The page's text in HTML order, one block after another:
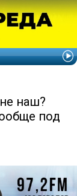
наш?
под